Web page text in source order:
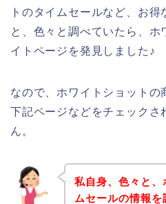
トのタイムセールなど、お得
と、色々と調べていたら、ホ
イトページを発見しました♪
なので、ホワイトショットの
下記ページなどをチェックさ
ん。
私自身、色々と、
ムセールの情報